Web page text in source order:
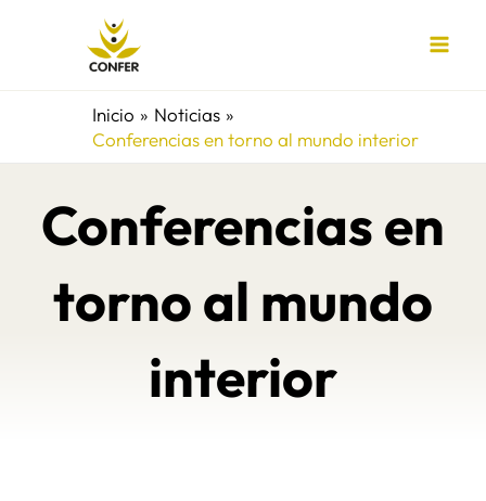
Inicio
Noticias
Conferencias en torno al mundo interior
Conferencias en
torno al mundo
interior